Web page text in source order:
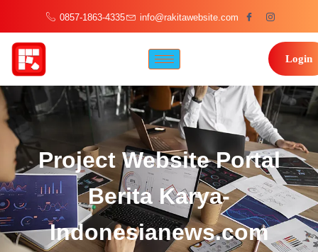
0857-1863-4335 info@rakitawebsite.com
Login
Project Website Portal
Berita Karya-
Indonesianews.com